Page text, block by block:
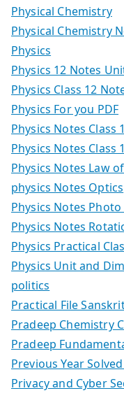
Physical Chemistry
Physical Chemistry
Physics
Physics 12 Notes
Physics Class 12
Physics For you PDF
Physics Notes Class
Physics Notes Class
Physics Notes Law
physics Notes Optics
Physics Notes
Physics Notes
Physics Practical
Physics Unit and
politics
Practical File
Pradeep Chemistry
Pradeep
Previous Year
Privacy and Cyber